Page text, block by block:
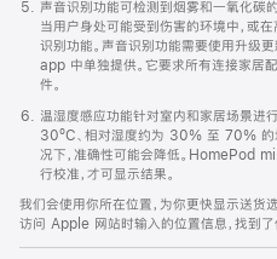
声音识别功能可检测到烟雾和一氧化碳
当用户身处可能受到伤害的环境中，或
识别功能。声音识别功能需要使用升级
app 中单独提供。它要求所有连接家居
件。
温湿度感应功能针对室内和家居场景进
30ºC、相对湿度约为 30% 至 70% 的
况下，准确性可能会降低。HomePod
行校准，才可显示结果。
我们会使用你所在位置，为你更快显示送货
访问 Apple 网站时输入的位置信息，找到了